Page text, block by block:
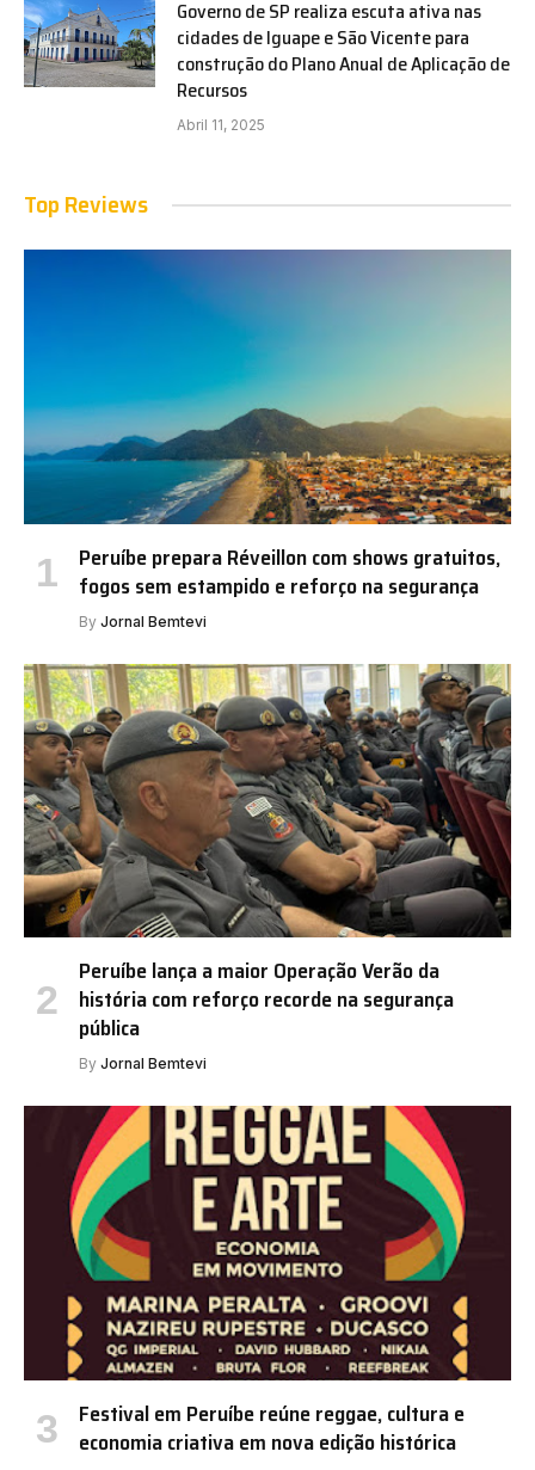
Governo de SP realiza escuta ativa nas
cidades de Iguape e São Vicente para
construção do Plano Anual de Aplicação de
Recursos
Abril 11, 2025
Top Reviews
Peruíbe prepara Réveillon com shows gratuitos,
fogos sem estampido e reforço na segurança
By Jornal Bemtevi
Peruíbe lança a maior Operação Verão da
história com reforço recorde na segurança
pública
By Jornal Bemtevi
Festival em Peruíbe reúne reggae, cultura e
economia criativa em nova edição histórica